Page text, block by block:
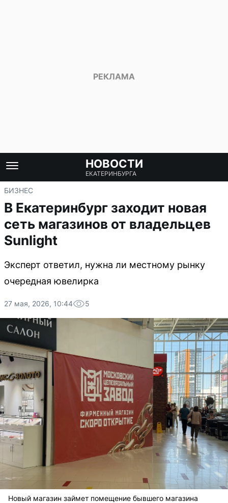
НОВОСТИ
ЕКАТЕРИНБУРГА
БИЗНЕС
В Екатеринбург заходит новая
сеть магазинов от владельцев
Sunlight
Эксперт ответил, нужна ли местному рынку
очередная ювелирка
27 мая, 2026, 10:44 5
Новый магазин займет помещение бывшего магазина